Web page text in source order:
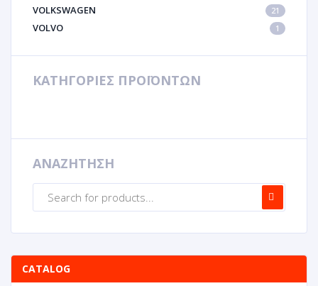
VOLKSWAGEN 21
VOLVO 1
ΚΑΤΗΓΟΡΙΕΣ ΠΡΟΪΟΝΤΩΝ
ΑΝΑΖΗΤΗΣΗ
CATALOG